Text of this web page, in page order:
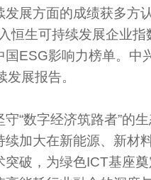
发展方面的成绩获多方
恒生可持续发展企业
国ESG影响力榜单。中
展报告。
“数字经济筑路者”的
加大在新能源、新材
破，为绿色ICT基座